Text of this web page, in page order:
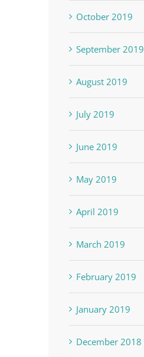
October 2019
September 2019
August 2019
July 2019
June 2019
May 2019
April 2019
March 2019
February 2019
January 2019
December 2018